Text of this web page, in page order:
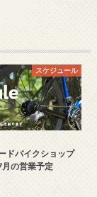
スケジュール
ドバイクショップ
月の営業予定